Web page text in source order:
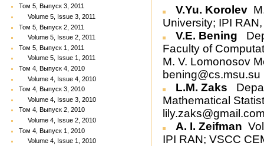
Том 5, Выпуск 3, 2011
Volume 5, Issue 3, 2011
Том 5, Выпуск 2, 2011
Volume 5, Issue 2, 2011
Том 5, Выпуск 1, 2011
Volume 5, Issue 1, 2011
Том 4, Выпуск 4, 2010
Volume 4, Issue 4, 2010
Том 4, Выпуск 3, 2010
Volume 4, Issue 3, 2010
Том 4, Выпуск 2, 2010
Volume 4, Issue 2, 2010
Том 4, Выпуск 1, 2010
Volume 4, Issue 1, 2010
V.Yu. Korolev
University; IPI
V.E. Bening
Faculty of
M. V. Lomonosov
bening@cs.msu.su
L.M. Zaks
Mathematical
A. I. Zeifman
IPI RAN; VSCC